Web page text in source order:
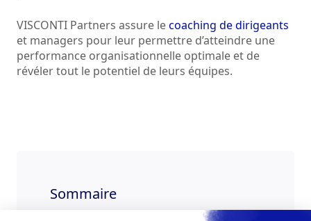
VISCONTI Partners assure lecoaching de dirigeants
et managers pour leur permettre d’atteindre une
performance organisationnelle optimale et de
révéler tout le potentiel de leurs équipes.
Sommaire